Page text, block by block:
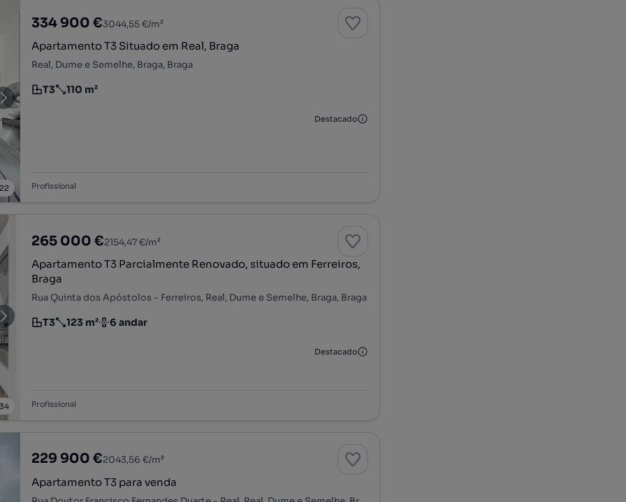
22
334 900 €3044,55 €/m²
Apartamento T3 Situado em Real, Braga
Real, Dume e Semelhe, Braga, Braga
Tipologia
T3
Preço por metro quadrado
110 m²
Destacado
Profissional
34
265 000 €2154,47 €/m²
Apartamento T3 Parcialmente Renovado, situado em Ferreiros,
Braga
Rua Quinta dos Apóstolos - Ferreiros, Real, Dume e Semelhe, Braga, Braga
Tipologia
T3
Preço por metro quadrado
123 m²
Andar 6 andar
Destacado
Profissional
229 900 €2043,56 €/m²
Apartamento T3 para venda